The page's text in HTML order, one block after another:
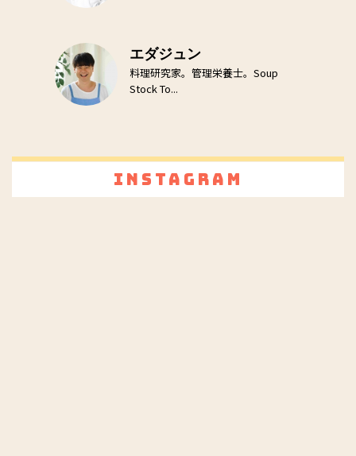
エダジュン
料理研究家。管理栄養士。Soup
Stock To...
Instagram